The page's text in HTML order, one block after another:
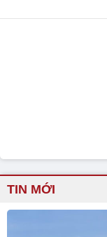
TIN MỚI